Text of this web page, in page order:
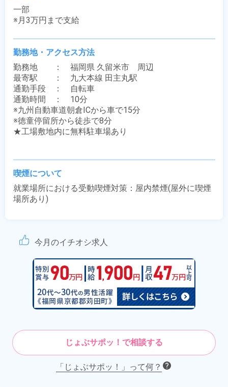
一部
※月3万円まで支給
勤務地・アクセス方法
勤務地　　：　福岡県 久留米市　周辺
最寄駅　　：　九大本線 田主丸駅
通勤手段　：　自転車
通勤時間　：　10分
※九州自動車道朝倉ICから車で15分
※徳童停留所から徒歩で8分
★工場敷地内に無料駐車場あり
喫煙について
就業場所における受動喫煙対策：屋内禁煙(屋外に喫煙
場所あり)
今月のイチオシ求人
じょぶサポッ！で相談する
「じょぶサポッ！」って何？